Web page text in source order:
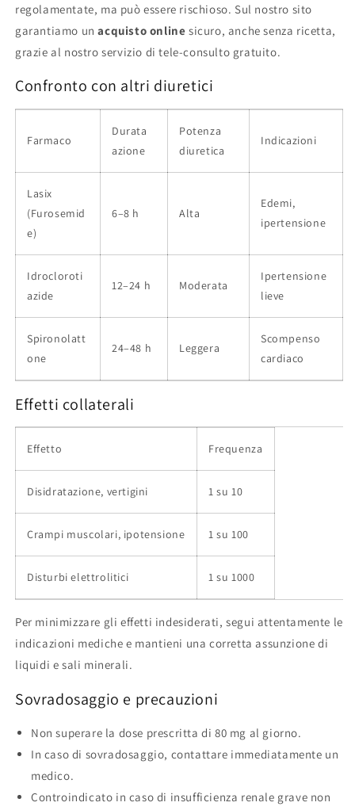
regolamentate, ma può essere rischioso. Sul nostro sito
garantiamo unacquisto online sicuro, anche senza ricetta,
grazie al nostro servizio di tele-consulto gratuito.
Confronto con altri diuretici
Farmaco
Durata
azione
Potenza
diuretica
Indicazioni
Lasix
(Furosemid
e)
6–8 h Alta
Edemi,
ipertensione
Idrocloroti
azide
12–24 h Moderata
Ipertensione
lieve
Spironolatt
one
24–48 h Leggera
Scompenso
cardiaco
Effetti collaterali
Effetto Frequenza
Disidratazione, vertigini 1 su 10
Crampi muscolari, ipotensione 1 su 100
Disturbi elettrolitici 1 su 1000
Per minimizzare gli effetti indesiderati, segui attentamente le
indicazioni mediche e mantieni una corretta assunzione di
liquidi e sali minerali.
Sovradosaggio e precauzioni
Non superare la dose prescritta di 80 mg al giorno.
In caso di sovradosaggio, contattare immediatamente un
medico.
Controindicato in caso di insufficienza renale grave non